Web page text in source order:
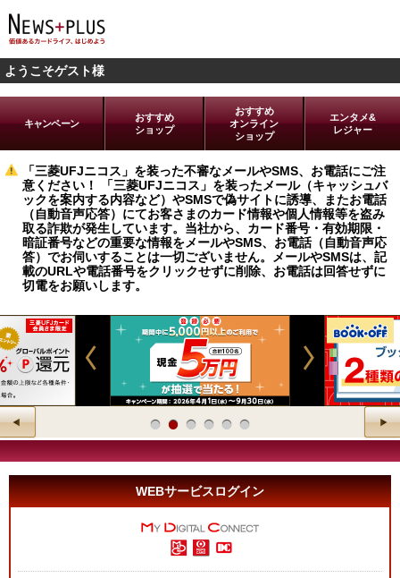
ようこそゲスト様
キャンペーン
おすすめ
ショップ
おすすめ
オンライン
ショップ
エンタメ&
レジャー
「三菱UFJニコス」を装った不審なメールやSMS、お電話にご注
意ください！ 「三菱UFJニコス」を装ったメール（キャッシュバ
ックを案内する内容など）やSMSで偽サイトに誘導、またお電話
（自動音声応答）にてお客さまのカード情報や個人情報等を盗み
取る詐欺が発生しています。当社から、カード番号・有効期限・
暗証番号などの重要な情報をメールやSMS、お電話（自動音声応
答）でお伺いすることは一切ございません。メールやSMSは、記
載のURLや電話番号をクリックせずに削除、お電話は回答せずに
切電をお願いします。
WEBサービスログイン